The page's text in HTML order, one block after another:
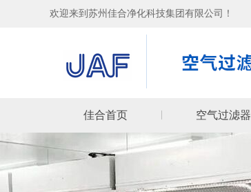
欢迎来到苏州佳合净化科技集团有限公司！
佳合首页 空气过滤器